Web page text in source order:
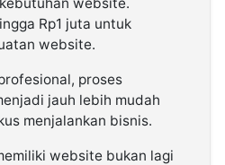
Rp1 juta untuk
website.
proses
jauh lebih mudah
menjalankan bisnis.
website bukan lagi